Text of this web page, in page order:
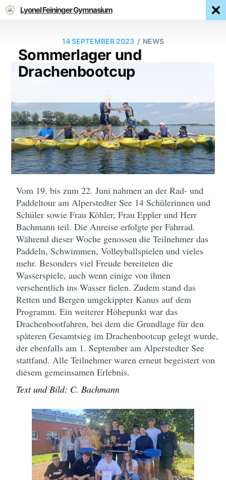
14 SEPTEMBER 2023 / NEWS
Sommerlager und
Drachenbootcup
Vom 19. bis zum 22. Juni nahmen an der Rad- und
Paddeltour am Alperstedter See 14 Schülerinnen und
Schüler sowie Frau Köhler, Frau Eppler und Herr
Bachmann teil. Die Anreise erfolgte per Fahrrad.
Während dieser Woche genossen die Teilnehmer das
Paddeln, Schwimmen, Volleyballspielen und vieles
mehr. Besonders viel Freude bereiteten die
Wasserspiele, auch wenn einige von ihnen
versehentlich ins Wasser fielen. Zudem stand das
Retten und Bergen umgekippter Kanus auf dem
Programm. Ein weiterer Höhepunkt war das
Drachenbootfahren, bei dem die Grundlage für den
späteren Gesamtsieg im Drachenbootcup gelegt wurde,
der ebenfalls am 1. September am Alperstedter See
stattfand. Alle Teilnehmer waren erneut begeistert von
diesem gemeinsamen Erlebnis.
Text und Bild: C. Bachmann
Lyonel Feininger Gymnasium